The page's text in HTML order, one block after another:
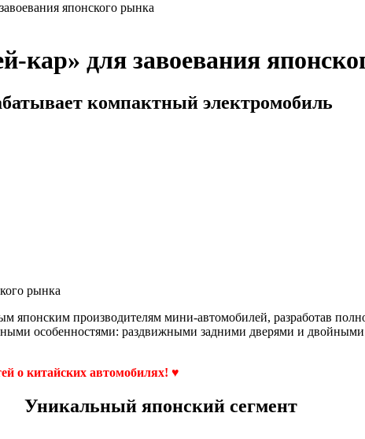
японского рынка
кар» для завоевания
компактный электромобиль
рынка
японским производителям мини-автомобилей, разработав
особенностями: раздвижными задними дверями и двойными
о китайских автомобилях! ♥
Уникальный японский сегмент